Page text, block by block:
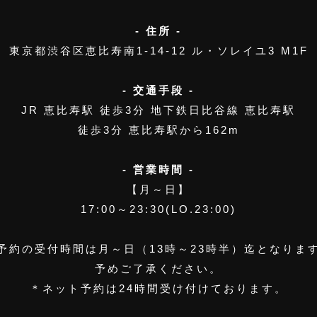
- 住所 -
東京都渋谷区恵比寿南1-14-12
ル・ソレイユ3 M1F
- 交通手段 -
JR 恵比寿駅 徒歩3分 地下鉄日比谷線 恵比寿駅
徒歩3分 恵比寿駅から162m
- 営業時間 -
【月～日】
17:00～23:30(LO.23:00)
約の受付時間は月～日（13時～23時半）迄となりま
予めご了承ください。
＊ネット予約は24時間受け付けております。